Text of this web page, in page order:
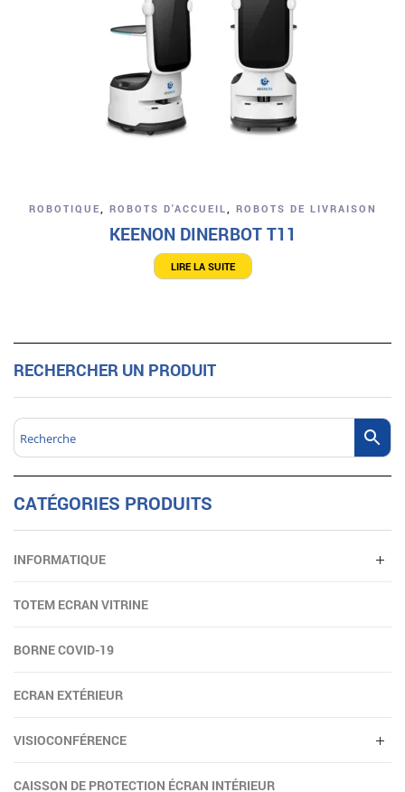
ROBOTIQUE ROBOTS D'ACCUEIL ROBOTS DE LIVRAISON
KEENON DINERBOT T11
LIRE LA SUITE
RECHERCHER UN PRODUIT
CATÉGORIES PRODUITS
INFORMATIQUE
TOTEM ECRAN VITRINE
BORNE COVID-19
ECRAN EXTÉRIEUR
VISIOCONFÉRENCE
CAISSON DE PROTECTION ÉCRAN INTÉRIEUR